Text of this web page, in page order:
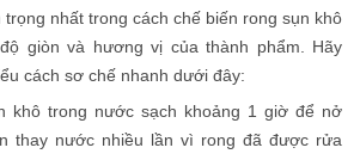
nhất trong cách chế biến rong sụn khô
giòn và hương vị của thành phẩm. Hãy
cách sơ chế nhanh dưới đây:
khô trong nước sạch khoảng 1 giờ để nở
thay nước nhiều lần vì rong đã được rửa